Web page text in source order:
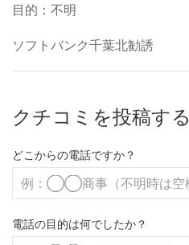
目的：不明
ソフトバンク千葉北勧誘
クチコミを投稿する
どこからの電話ですか？
電話の目的は何でしたか？